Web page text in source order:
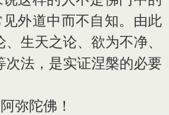
外道中而不自知。由此
生天之论、欲为不净、
次法，是实证涅槃的必要
弥陀佛！